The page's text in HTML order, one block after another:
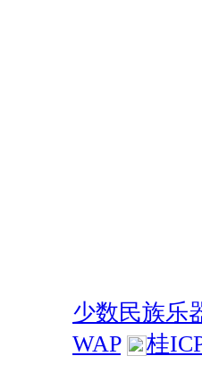
少数民族乐
WAP
桂